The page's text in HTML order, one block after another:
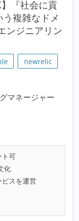
『社会に貢
複雑なドメ
ンジニアリン
newrelic
マネージャー
ト可
化
ビスを運営